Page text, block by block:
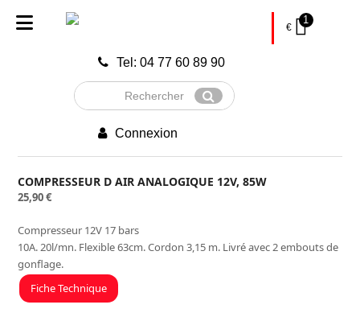
Tel: 04 77 60 89 90
Rechercher
Envoyer
Connexion
€
1
COMPRESSEUR D AIR ANALOGIQUE 12V, 85W
25,90€
Compresseur 12V 17 bars
10A. 20l/mn. Flexible 63cm. Cordon 3,15 m. Livré avec 2 embouts de
gonflage.
Fiche Technique